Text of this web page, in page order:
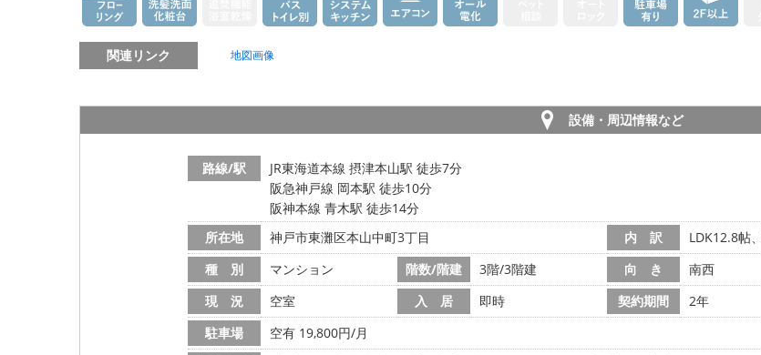
関連リンク 地図画像
設備・周辺情報など
路線/駅
JR東海道本線 摂津本山駅 徒歩7分
阪急神戸線 岡本駅 徒歩10分
阪神本線 青木駅 徒歩14分
所在地
神戸市東灘区本山中町3丁目 内 訳
LDK12.8帖
種 別
マンション 階数/階建 3階/3階建 向 き 南西
現 況
空室 入 居 即時 契約期間 2年
駐車場
空有 19,800円/月